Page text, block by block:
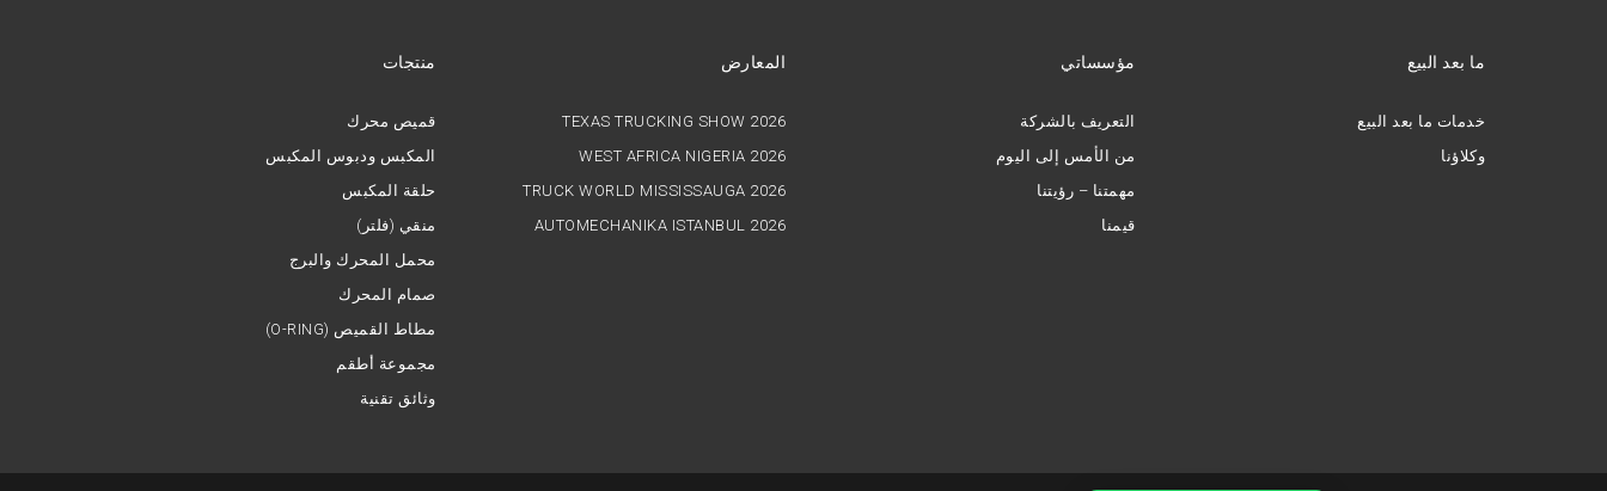
منتجات
قميص محرك
المكبس ودبوس المكبس
حلقة المكبس
منقي (فلتر)
محمل المحرك والبرج
صمام المحرك
(O-RING) مطاط القميص
مجموعة أطقم
وثائق تقنية
المعارض
TEXAS TRUCKING SHOW 2026
WEST AFRICA NIGERIA 2026
TRUCK WORLD MISSISSAUGA 2026
AUTOMECHANIKA ISTANBUL 2026
مؤسساتي
التعريف بالشركة
من الأمس إلى اليوم
مهمتنا – رؤيتنا
قيمنا
ما بعد البيع
خدمات ما بعد البيع
وكلاؤنا